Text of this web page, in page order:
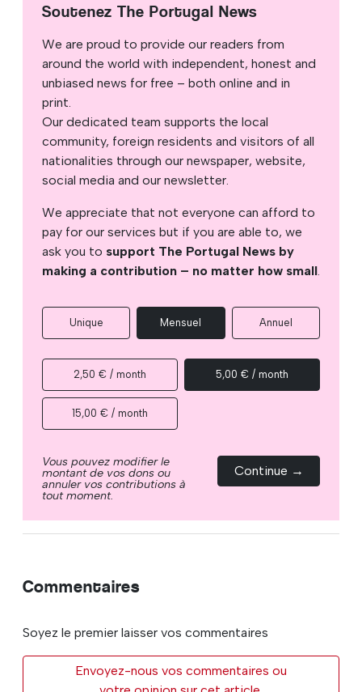
Soutenez The Portugal News
We are proud to provide our readers from
around the world with independent, honest and
unbiased news for free – both online and in
print.
Our dedicated team supports the local
community, foreign residents and visitors of all
nationalities through our newspaper, website,
social media and our newsletter.
We appreciate that not everyone can afford to
pay for our services but if you are able to, we
ask you to support The Portugal News by
making a contribution – no matter how small.
Unique Mensuel Annuel
2,50 € / month 5,00 € / month
15,00 € / month
Vous pouvez modifier le
montant de vos dons ou
annuler vos contributions à
tout moment.
Continue →
Commentaires
Soyez le premier laisser vos commentaires
Envoyez-nous vos commentaires ou